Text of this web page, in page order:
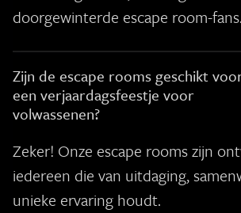
doorgewinterde escape room-fans.
Zijn de escape rooms geschikt
een verjaardagsfeestje voor
volwassenen?
Zeker! Onze escape rooms zijn
iedereen die van uitdaging,
unieke ervaring houdt.